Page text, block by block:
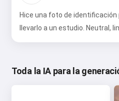
Hice una foto de identificación
llevarlo a un estudio. Neutral,
Toda la IA para la